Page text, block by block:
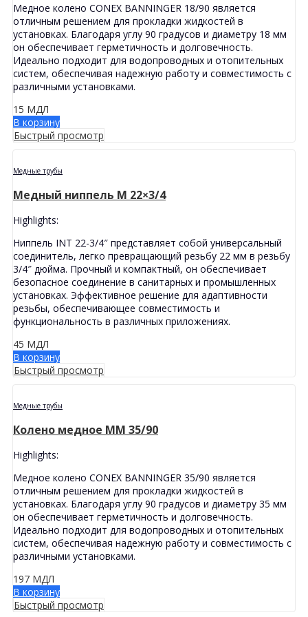
Медное колено CONEX BANNINGER 18/90 является
отличным решением для прокладки жидкостей в
установках. Благодаря углу 90 градусов и диаметру 18 мм
он обеспечивает герметичность и долговечность.
Идеально подходит для водопроводных и отопительных
систем, обеспечивая надежную работу и совместимость с
различными установками.
15 МДЛ
В корзину
Быстрый просмотр
Медные трубы
Медный ниппель M 22×3/4
Highlights:
Ниппель INT 22-3/4″ представляет собой универсальный
соединитель, легко превращающий резьбу 22 мм в резьбу
3/4″ дюйма. Прочный и компактный, он обеспечивает
безопасное соединение в санитарных и промышленных
установках. Эффективное решение для адаптивности
резьбы, обеспечивающее совместимость и
функциональность в различных приложениях.
45 МДЛ
В корзину
Быстрый просмотр
Медные трубы
Колено медное MМ 35/90
Highlights:
Медное колено CONEX BANNINGER 35/90 является
отличным решением для прокладки жидкостей в
установках. Благодаря углу 90 градусов и диаметру 35 мм
он обеспечивает герметичность и долговечность.
Идеально подходит для водопроводных и отопительных
систем, обеспечивая надежную работу и совместимость с
различными установками.
197 МДЛ
В корзину
Быстрый просмотр